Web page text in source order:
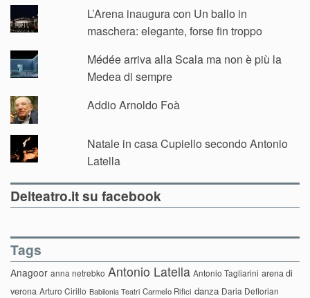
L’Arena inaugura con Un ballo in
maschera: elegante, forse fin troppo
Médée arriva alla Scala ma non è più la
Medea di sempre
Addio Arnoldo Foà
Natale in casa Cupiello secondo Antonio
Latella
Delteatro.it su facebook
Tags
Anagoor anna netrebko Antonio Latella Antonio Tagliarini arena di
verona Arturo Cirillo Babilonia Teatri Carmelo Rifici danza Daria Deflorian